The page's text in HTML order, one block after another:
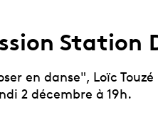
Station
en danse", Loïc
2 décembre à 19h.